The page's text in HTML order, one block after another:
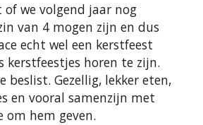
of we volgend jaar nog
van 4 mogen zijn en dus
echt wel een kerstfeest
kerstfeestjes horen te zijn.
beslist. Gezellig, lekker eten,
en vooral samenzijn met
om hem geven.